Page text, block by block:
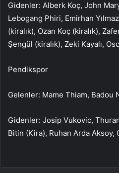
Gidenler: Alberk Koç, John
Lebogang Phiri, Emirhan
(kiralık), Ozan Koç (kiralık),
Şengül (kiralık), Zeki Kayalı,
Pendikspor
Gelenler: Mame Thiam, Badou
Gidenler: Josip Vukovic,
Bitin (Kira), Ruhan Arda Aksoy,